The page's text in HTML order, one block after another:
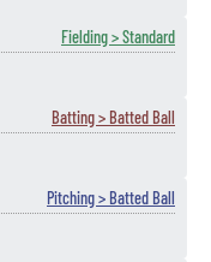
Fielding > Standard
Batting > Batted Ball
Pitching > Batted Ball